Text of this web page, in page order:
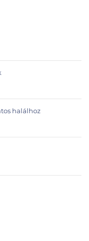
halálhoz